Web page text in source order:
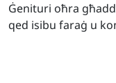
Ġenituri oħra
qed isibu faraġ u